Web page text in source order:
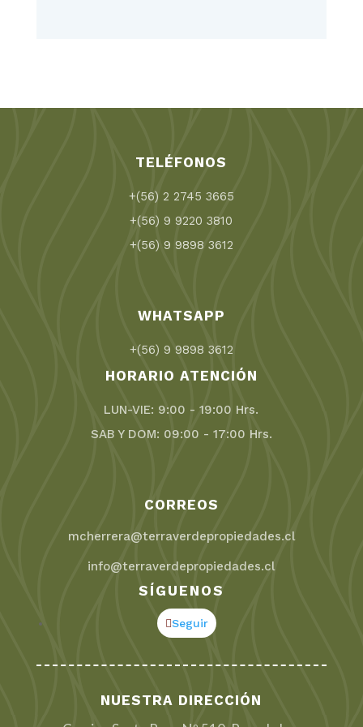
TELÉFONOS
+(56) 2 2745 3665
+(56) 9 9220 3810
+(56) 9 9898 3612
WHATSAPP
+(56) 9 9898 3612
HORARIO ATENCIÓN
LUN-VIE: 9:00 - 19:00 Hrs.
SAB Y DOM: 09:00 - 17:00 Hrs.
CORREOS
mcherrera@terraverdepropiedades.cl
info@terraverdepropiedades.cl
SÍGUENOS
Seguir
NUESTRA DIRECCIÓN